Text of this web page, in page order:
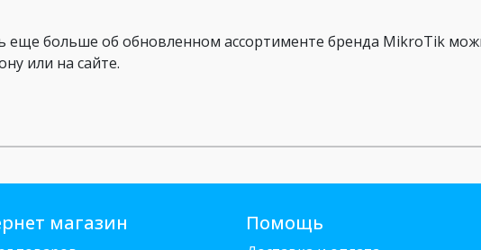
еще больше об обновленном ассортименте бренда MikroTik
или на сайте.
магазин Помощь